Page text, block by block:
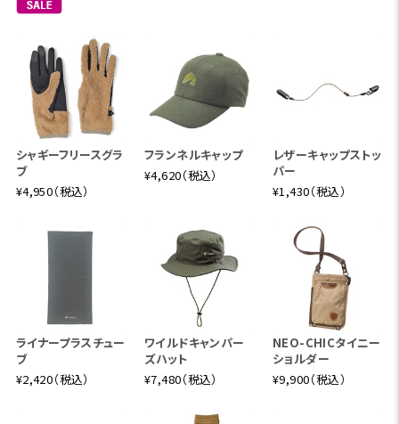
シャギーフリースグラ
ブ
¥4,950（税込）
フランネルキャップ
¥4,620（税込）
レザーキャップストッ
パー
¥1,430（税込）
ライナープラスチュー
ブ
¥2,420（税込）
ワイルドキャンパー
ズハット
¥7,480（税込）
NEO-CHICタイニー
ショルダー
¥9,900（税込）